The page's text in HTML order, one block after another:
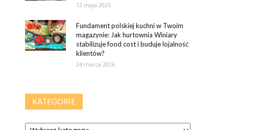
12 maja 2026
Fundament polskiej kuchni w Twoim
magazynie: Jak hurtownia Winiary
stabilizuje food cost i buduje lojalność
klientów?
24 marca 2026
KATEGORIE
Kategorie